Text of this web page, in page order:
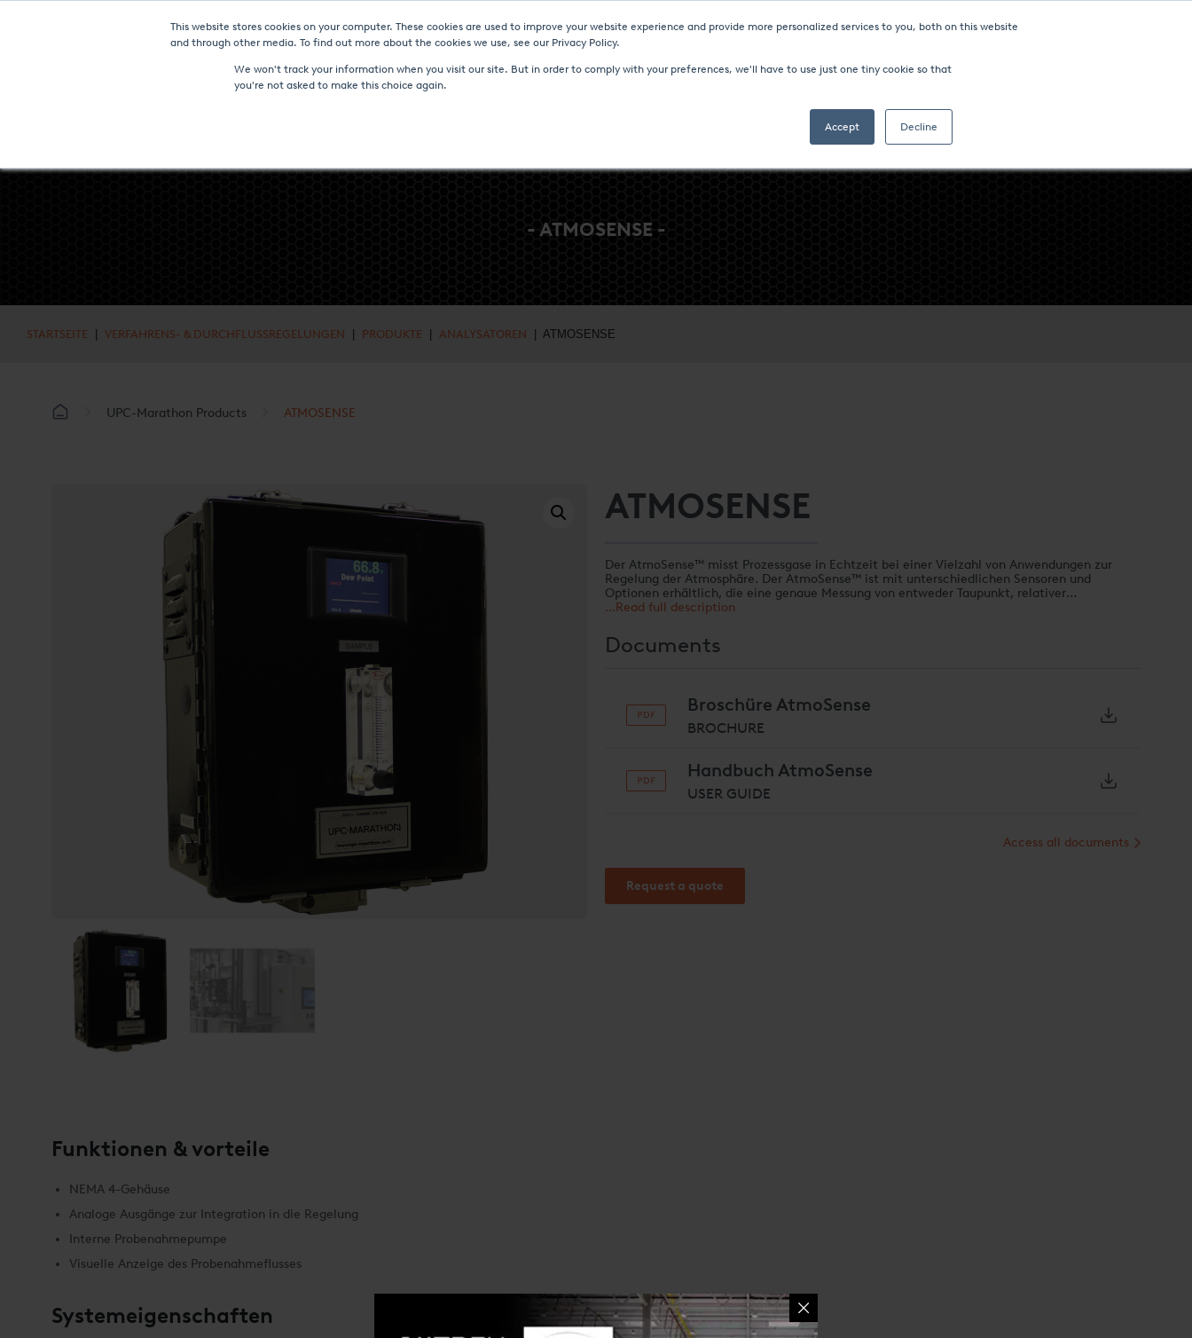
This website stores cookies on your computer. These cookies are used to improve your website experience and provide more personalized services to you, both on this website
and through other media. To find out more about the cookies we use, see our Privacy Policy.
We won't track your information when you visit our site. But in order to comply with your preferences, we'll have to use just one tiny cookie so that
you're not asked to make this choice again.
Accept Decline
NEUIGKEITEN UND VERANSTALTUNGENMEDIA CENTERKARRIEREKONTAKT
- ATMOSENSE -
STARTSEITE | VERFAHRENS- & DURCHFLUSSREGELUNGEN | PRODUKTE | ANALYSATOREN | ATMOSENSE
UPC-Marathon Products ATMOSENSE
ATMOSENSE
Der AtmoSense™ misst Prozessgase in Echtzeit bei einer Vielzahl von Anwendungen zur
Regelung der Atmosphäre. Der AtmoSense™ ist mit unterschiedlichen Sensoren und
Optionen erhältlich, die eine genaue Messung von entweder Taupunkt, relativer
Luftfeuchtigkeit (%RH), Methan (CH4), Propan (C3H8), Wasserstoff (H2), Kohlenmonoxid
in Kombination mit anderen Sensoren zur Messung mehrerer Prozessgase verwendet
werden. Er kann eigenständig oder in ein neues oder bestehendes Regelungssystem
...Read full description
Documents
Broschüre AtmoSense
BROCHURE
Handbuch AtmoSense
USER GUIDE
Access all documents
Request a quote
Funktionen & vorteile
NEMA 4-Gehäuse
Analoge Ausgänge zur Integration in die Regelung
Interne Probenahmepumpe
Visuelle Anzeige des Probenahmeflusses
Systemeigenschaften